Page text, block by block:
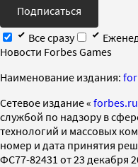
Подписаться
Все сразу
Новости Forbes Games
Наименование издания:
Cетевое издание « forbes.ru
службой по надзору в
технологий и массовых
номер и дата принятия
ФС77-82431 от 23 декабря